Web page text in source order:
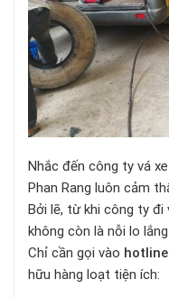
Nhắc đến công ty vá
Phan Rang luôn cảm
Bởi lẽ, từ khi công ty
không còn là nỗi lo lắng
Chỉ cần gọi vào hotline
hữu hàng loạt tiện ích: